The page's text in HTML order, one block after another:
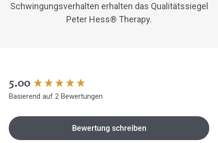
Schwingungsverhalten erhalten das Qualitätssiegel
Peter Hess® Therapy.
5.00
Basierend auf 2 Bewertungen
Bewertung schreiben
New content loaded